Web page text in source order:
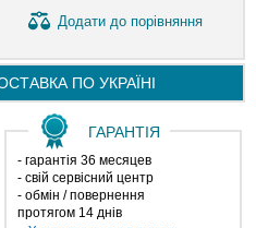
Додати до порівняння
ПО УКРАЇНІ
ГАРАНТІЯ
- гарантія 36 месяцев
- свій сервісний центр
- обмін / повернення
протягом 14 днів